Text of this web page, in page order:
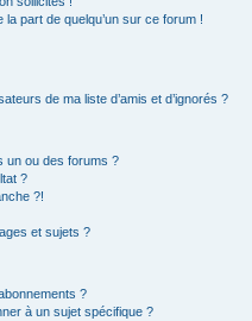
part de quelqu’un sur ce forum !
de ma liste d’amis et d’ignorés ?
un ou des forums ?
?
?!
et sujets ?
?
à un sujet spécifique ?